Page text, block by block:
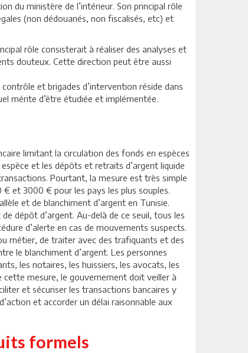
du ministère de l’intérieur. Son principal rôle
(non dédouanés, non fiscalisés, etc) et
rôle consisterait à réaliser des analyses et
douteux. Cette direction peut être aussi
et brigades d’intervention réside dans
mérite d’être étudiée et implémentée.
limitant la circulation des fonds en espèces
et les dépôts et retraits d’argent liquide
Pourtant, la mesure est très simple
€ et 3000 € pour les pays les plus souples.
et de blanchiment d’argent en Tunisie.
dépôt d’argent. Au-delà de ce seuil, tous les
d’alerte en cas de mouvements suspects.
métier, de traiter avec des trafiquants et des
le blanchiment d’argent. Les personnes
les notaires, les huissiers, les avocats, les
mesure, le gouvernement doit veiller à
et sécuriser les transactions bancaires y
et accorder un délai raisonnable aux
formels